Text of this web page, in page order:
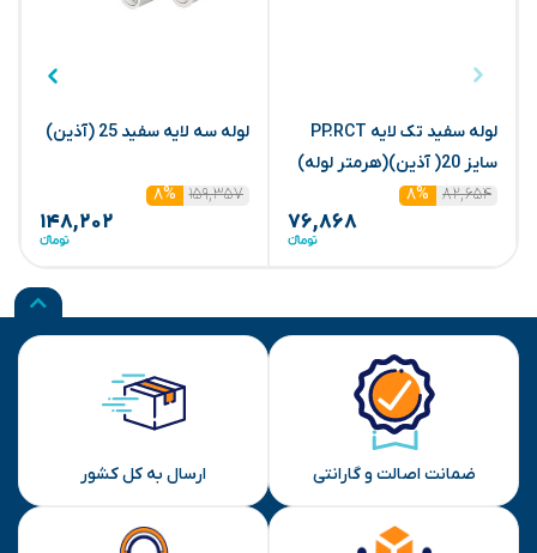
لوله سفید تک لایه PP.RCT
سایز 20( آذین)(هرمتر لوله)
۸۲,۶۵۴
۸%
۷۶,۸۶۸
لوله سه لایه سفید 25 (آذین)
۱۵۹,۳۵۷ ۸%
۱۴۸,۲۰۲
ضمانت اصالت و گارانتی ارسال به کل کشور